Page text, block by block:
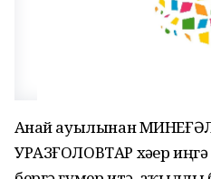
Аҙнай ауылынан
УРАЗҒОЛОВТАР хәҙер